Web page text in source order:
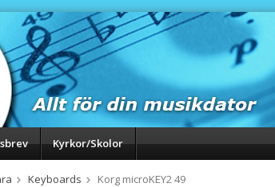
Kyrkor/Skolor
Keyboards Korg microKEY2 49